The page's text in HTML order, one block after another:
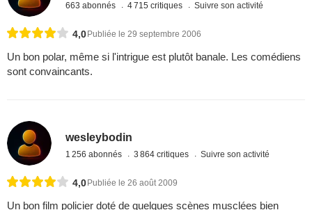
663 abonnés 4 715 critiques Suivre son activité
4,0 Publiée le 29 septembre 2006
Un bon polar, même si l'intrigue est plutôt banale. Les comédiens
sont convaincants.
wesleybodin
1 256 abonnés 3 864 critiques Suivre son activité
4,0 Publiée le 26 août 2009
Un bon film policier doté de quelques scènes musclées bien